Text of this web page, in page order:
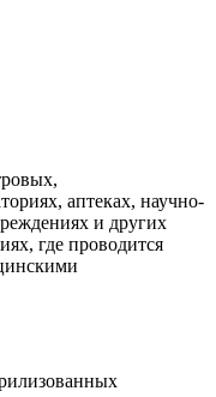
аптеках, научно-
и других
где проводится